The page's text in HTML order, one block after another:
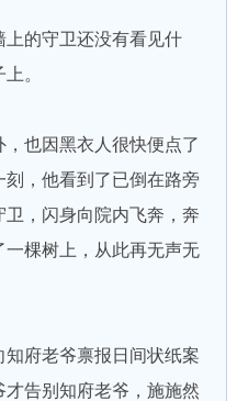
的守卫还没有看见什
。
也因黑衣人很快便点了
，他看到了已倒在路旁
，闪身向院内飞奔，奔
棵树上，从此再无声无
府老爷禀报日间状纸案
告别知府老爷，施施然